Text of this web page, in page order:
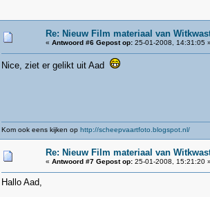
Re: Nieuw Film materiaal van
« Antwoord #6 Gepost op:25-01-2008, 14:31:05 »
Nice, ziet er gelikt uit Aad
Kom ook eens kijken op http://scheepvaartfoto.blogspot.nl/
Re: Nieuw Film materiaal van
« Antwoord #7 Gepost op:25-01-2008, 15:21:20 »
Hallo Aad,